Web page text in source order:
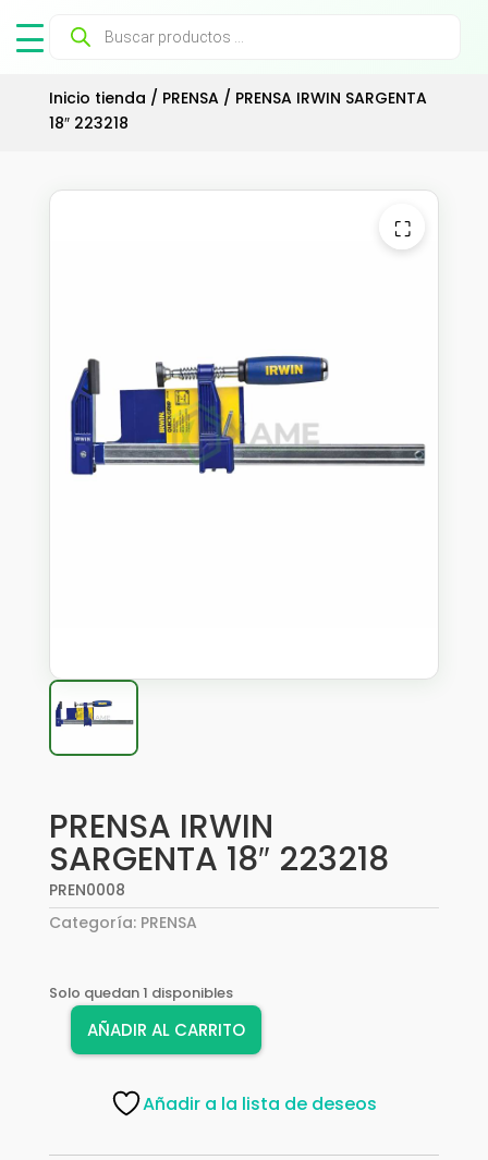
Búsqueda
productos
Inicio tienda / PRENSA/ PRENSA IRWIN SARGENTA
18″ 223218
⛶
PRENSA IRWIN
SARGENTA 18″ 223218
PREN0008
Categoría: PRENSA
Solo quedan 1 disponibles
PRENSA
SARGENTA
AÑADIR AL CARRITO
Añadir a la lista de deseos